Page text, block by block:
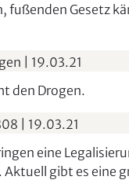
fußenden Gesetz
19.03.21
den Drogen.
19.03.21
eine
gibt es eine